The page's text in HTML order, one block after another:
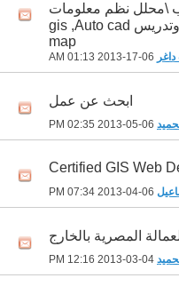
\محلل نظم معلومات
جغرافيه 7سنوات خبره وتدريس gis ,Auto cad
map
01:13 AM
ابحث عن عمل
02:35 PM
Certified GIS Web
07:34 PM
المصرية بالخارج
12:16 PM